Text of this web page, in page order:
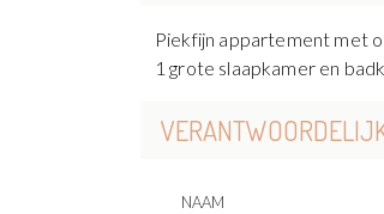
Piekfijn appartement met
1 grote slaapkamer en
NAAM